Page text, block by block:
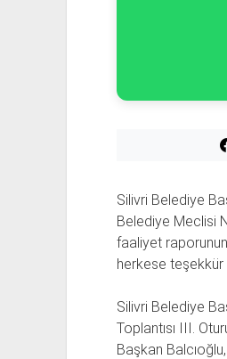
Silivri Belediye
Belediye Meclisi
faaliyet
herkese teşekkür
Silivri Belediye
Toplantısı III.
Başkan